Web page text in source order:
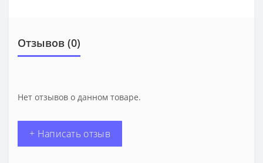
Отзывов (0)
Нет отзывов о данном товаре.
+ Написать отзыв